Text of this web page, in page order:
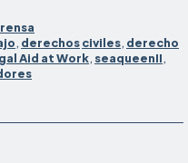
pesquero
estadounidense
, derechosciviles, derecho
Aid at Work, seaqueenII,